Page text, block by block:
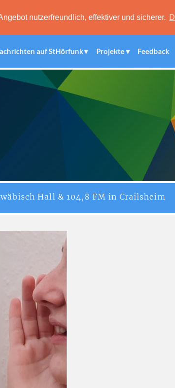
nutzerfreundlich, effektiver und sicherer.
auf StHörfunk Projekte Feedback
Hall & 104,8 FM in Crailsheim